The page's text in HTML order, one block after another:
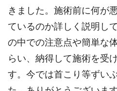
きました。施術前に何が
ているのか詳しく説明し
の中での注意点や簡単な
らい、納得して施術を受
す。今では首こり等ずい